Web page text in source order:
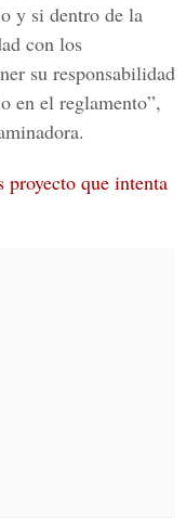
y si dentro de la
con los
su responsabilidad
en el reglamento”,
proyecto que intenta